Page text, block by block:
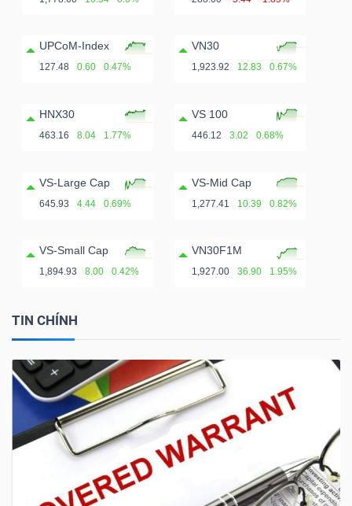
UPCoM-Index
127.48 0.60 0.47%
VN30
1,923.92 12.83 0.67%
HNX30
463.16 8.04 1.77%
VS 100
446.12 3.02 0.68%
VS-Large Cap
645.93 4.44 0.69%
VS-Mid Cap
1,277.41 10.39 0.82%
VS-Small Cap
1,894.93 8.00 0.42%
VN30F1M
1,927.00 36.90 1.95%
TIN CHÍNH
Dịch
tạo
Công
cụ